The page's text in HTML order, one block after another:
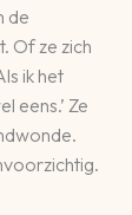
de
Of ze zich
ik het
eens.’ Ze